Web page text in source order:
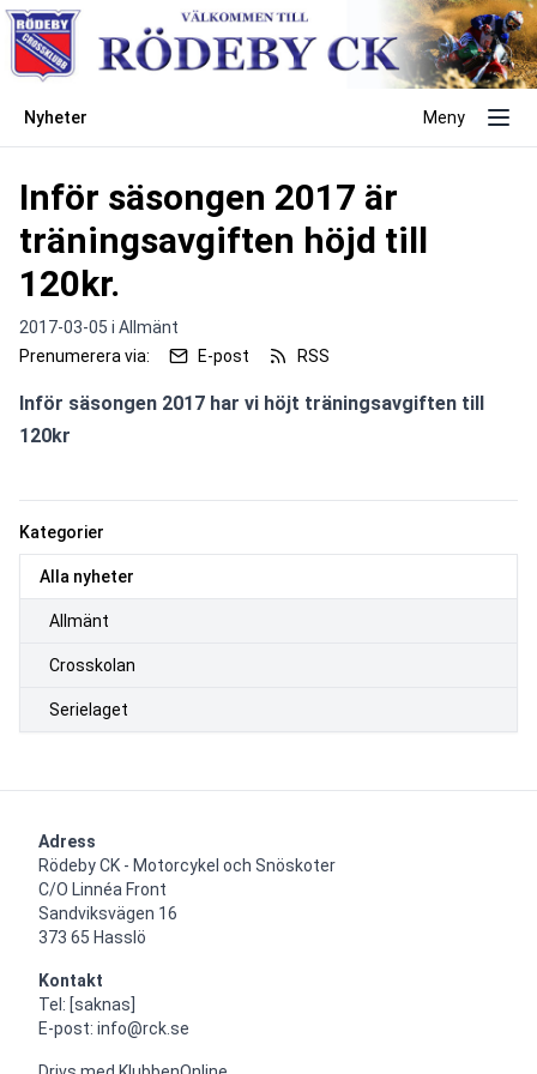
Nyheter Meny
Kategorier
Alla nyheter
Allmänt
Crosskolan
Serielaget
Inför säsongen 2017 är
träningsavgiften höjd till
120kr.
2017-03-05 i Allmänt
Prenumerera via:
E-post RSS
Inför säsongen 2017 har vi höjt träningsavgiften till
120kr
Adress
Rödeby CK - Motorcykel och Snöskoter
C/O Linnéa Front
Sandviksvägen 16
373 65 Hasslö
Kontakt
Tel: [saknas]
E-post: info@rck.se